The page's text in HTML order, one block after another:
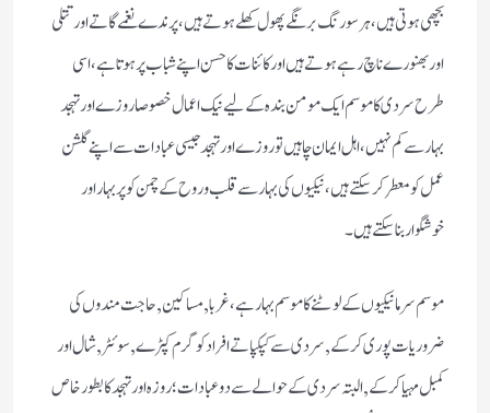
بچھی ہوتی ہیں، ہرسو رنگ برنگے پھول کھلے ہوتے ہیں، پرند ے نغمے گاتے اور تتلی
اور بھنورے ناچ رہے ہوتے ہیں اور کائنات کا حسن اپنے شباب پر ہوتا ہے، اسی
طرح سردی کا موسم ایک مومن بندہ کے لیے نیک اعمال خصوصا روزے اور تہجد
بہار سے کم نہیں، اہل ایمان چاہیں تو روزے اور تہجد جیسی عبادات سے اپنے گلشن
عمل کو معطر کرسکتے ہیں، نیکیوں کی بہار سے قلب و روح کے چمن کو پربہار اور
خوشگوار بنا سکتے ہیں۔
موسم سرما نیکیوں کے لوٹنے کا موسم بہار ہے، غربا, مساکین, حاجت مندوں کی
ضروریات پوری کرکے, سردی سے کپکپاتے افراد کو گرم کپڑے, سوئٹر, شال اور
کمبل مہیا کرکے, البتہ سردی کے حوالے سے دو عبادات؛ روزہ اور تہجد کابطور خاص